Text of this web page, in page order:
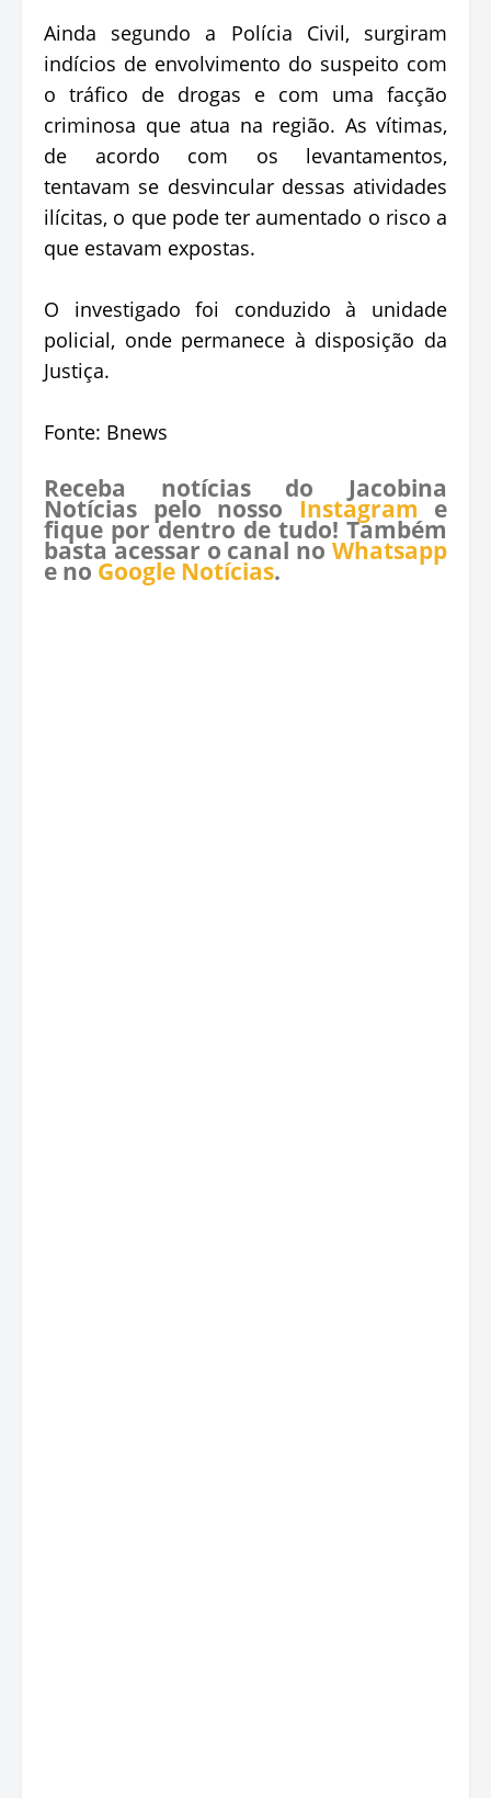
Ainda segundo a Polícia Civil, surgiram
indícios de envolvimento do suspeito com
o tráfico de drogas e com uma facção
criminosa que atua na região. As vítimas,
de acordo com os levantamentos,
tentavam se desvincular dessas atividades
ilícitas, o que pode ter aumentado o risco a
que estavam expostas.
O investigado foi conduzido à unidade
policial, onde permanece à disposição da
Justiça.
Fonte: Bnews
Receba notícias do Jacobina
Notícias pelo nosso Instagram e
fique por dentro de tudo! Também
basta acessar o canal no Whatsapp
e no Google Notícias.